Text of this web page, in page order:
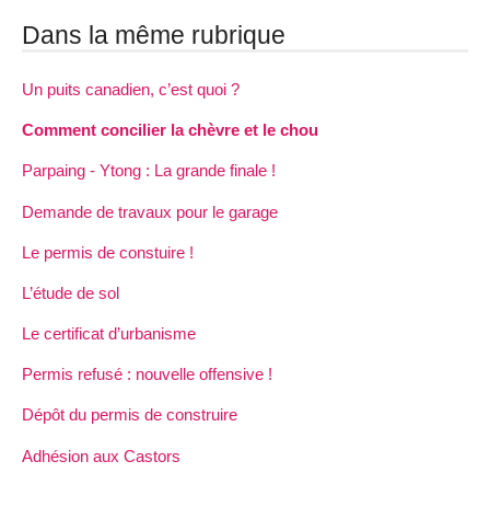
Dans la même rubrique
Un puits canadien, c’est quoi ?
Comment concilier la chèvre et le chou
Parpaing - Ytong : La grande finale !
Demande de travaux pour le garage
Le permis de constuire !
L’étude de sol
Le certificat d’urbanisme
Permis refusé : nouvelle offensive !
Dépôt du permis de construire
Adhésion aux Castors